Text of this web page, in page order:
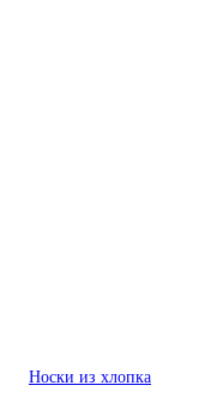
Носки из хлопка